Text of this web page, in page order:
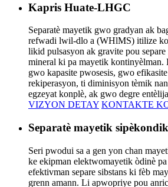
Kapris Huate-LHGC
Separatè mayetik gwo gradyan ak
refwadi lwil-dlo a (WHlMS) itilize
likid pulsasyon ak gravite pou
mineral ki pa mayetik kontinyèlman.
gwo kapasite pwosesis, gwo
rekiperasyon, ti diminisyon tèmik
egzeyat konplè, ak gwo degre
VIZYON DETAY KONTAKTE
Separatè mayetik
Seri pwodui sa a gen yon chan
ke ekipman elektwomayetik òdinè
efektivman separe sibstans ki fèb
grenn amann. Li apwopriye pou